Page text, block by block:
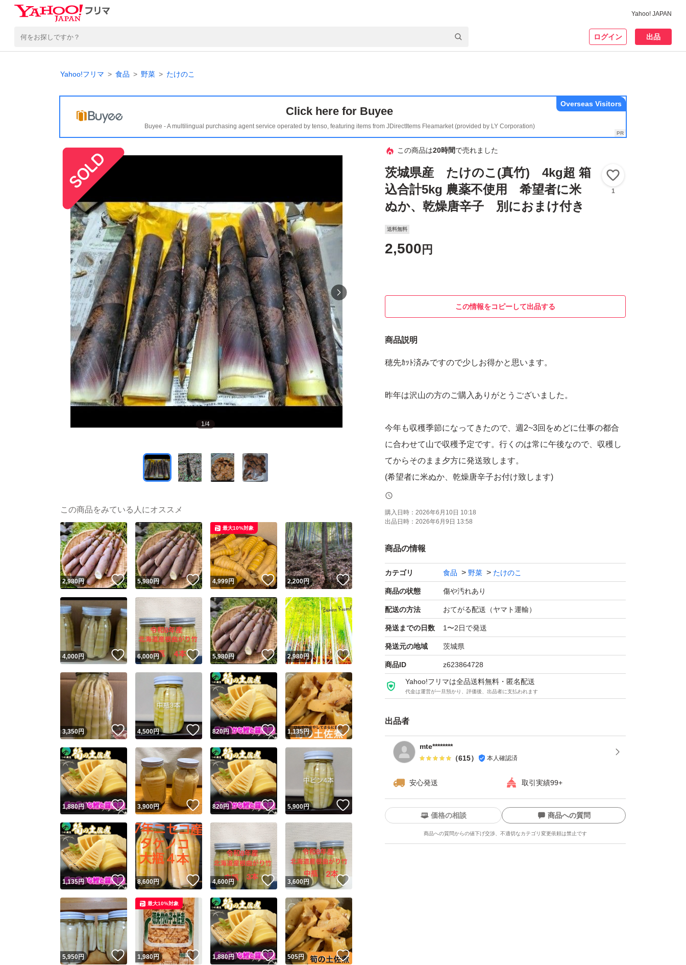
Yahoo! JAPAN
ログイン 出品
Yahoo!フリマ 食品 野菜 たけのこ
Click here for Buyee
Buyee - A multilingual purchasing agent service operated by tenso, featuring items from JDirectItems Fleamarket (provided by LY Corporation)
Overseas Visitors
1/4
この商品は20時間で売れました
茨城県産 たけのこ(真竹) 4kg超 箱
込合計5kg 農薬不使用 希望者に米
ぬか、乾燥唐辛子 別におまけ付き
1
送料無料
2,500 円
この情報をコピーして出品する
商品説明
穂先ｶｯﾄ済みですので少しお得かと思います。
昨年は沢山の方のご購入ありがとうございました。
今年も収穫季節になってきたので、週2~3回をめどに仕事の都合
に合わせて山で収穫予定です。行くのは常に午後なので、収穫し
てからそのまま夕方に発送致します。
(希望者に米ぬか、乾燥唐辛子お付け致します)
おまけは、ただただ塩辛い、酸っぱいだけの梅干し(100g14個前
後)です。
昔ながらの塩分濃度18%から20%なので常温保存可能です。
タケノコですが、スーパーではほとんど出回らない真竹です。ア
ク抜きは必要ないと言われております。とは言っても、私の周り
では米ぬか等で湯掻いてからでないと食べる気がしないという者
もおります。
4月に出回るたけのこ(孟宗竹)と違って真竹は地表に出た部分を食
するので少し青さもありますが柔らかくて美味しいです。
購入日時： 2026年6月10日 10:18
出品日時： 2026年6月9日 13:58
商品の情報
カテゴリ 食品 野菜 たけのこ
商品の状態 傷や汚れあり
配送の方法 おてがる配送（ヤマト運輸）
発送までの日数 1〜2日で発送
発送元の地域 茨城県
商品ID z623864728
Yahoo!フリマは全品送料無料・匿名配送
代金は運営が一旦預かり、評価後、出品者に支払われます
出品者
mte********
（615） 本人確認済
安心発送 取引実績99+
価格の相談 商品への質問
商品への質問からの値下げ交渉、不適切なカテゴリ変更依頼は禁止です
この商品をみている人にオススメ
2,980円 いいね！
5,980円 いいね！
4,999円 いいね！
最大10%対象
2,200円 いいね！
4,000円 いいね！
6,000円 いいね！
5,980円 いいね！
2,980円 いいね！
3,350円 いいね！
4,500円 いいね！
820円 いいね！
1,135円 いいね！
1,880円 いいね！
3,900円 いいね！
820円 いいね！
5,900円
1,135円 いいね！
8,600円 いいね！
4,600円 いいね！
3,600円
5,950円 いいね！
1,980円 いいね！
最大10%対象
1,880円 いいね！
505円 いいね！